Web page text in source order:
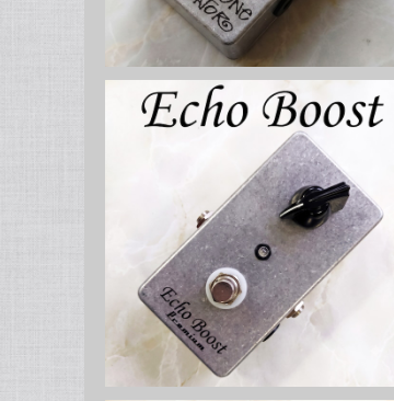
Echo Boost EP系ブースター【BASI
C KIT】
¥5,300